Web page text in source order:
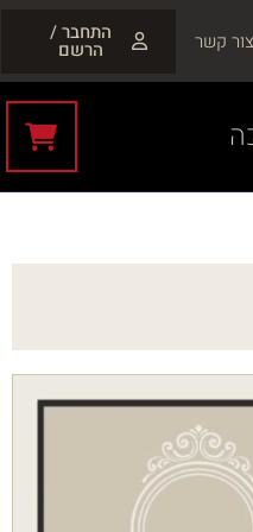
צור קשר התחבר /
הרשם